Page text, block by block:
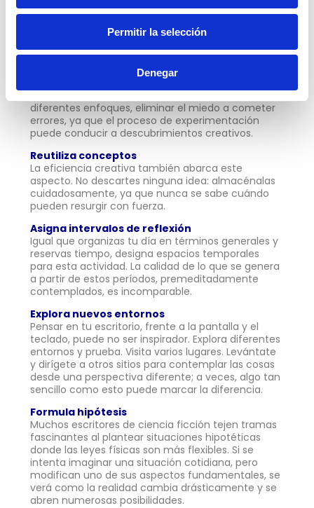
Permitir la selección
Denegar
La inspiración puede provenir de diferentes
conversaciones con personas interesantes. Así
como ampliar el horizonte y estimular nuevos
Incorpora el juego y la experimentación
Permite jugar con conceptos, y experimentar en
diferentes enfoques, eliminar el miedo a cometer
errores, ya que el proceso de experimentación
puede conducir a descubrimientos creativos.
Reutiliza conceptos
La eficiencia creativa también abarca este
aspecto. No descartes ninguna idea: almacénalas
cuidadosamente, ya que nunca se sabe cuándo
pueden resurgir con fuerza.
Asigna intervalos de reflexión
Igual que organizas tu día en términos generales y
reservas tiempo, designa espacios temporales
para esta actividad. La calidad de lo que se genera
a partir de estos períodos, premeditadamente
contemplados, es incomparable.
Explora nuevos entornos
Pensar en tu escritorio, frente a la pantalla y el
teclado, puede no ser inspirador. Explora diferentes
entornos y prueba. Visita varios lugares. Levántate
y dirígete a otros sitios para contemplar las cosas
desde una perspectiva diferente; a veces, algo tan
sencillo como esto puede marcar la diferencia.
Formula hipótesis
Muchos escritores de ciencia ficción tejen tramas
fascinantes al plantear situaciones hipotéticas
donde las leyes físicas son más flexibles. Si se
intenta imaginar una situación cotidiana, pero
modifican uno de sus aspectos fundamentales, se
verá como la realidad cambia drásticamente y se
abren numerosas posibilidades.